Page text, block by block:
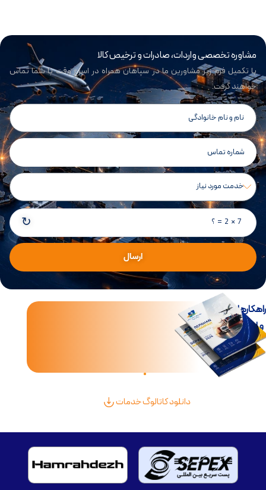
مشاوره تخصصی واردات، صادرات و ترخیص کالا
با تکمیل فرم زیر مشاورین ما در سپاهان همراه در اسرع وقت با شما تماس
خواهند گرفت.
7 × 2 = ؟ ↻
ارسال
جامع تجارت
و لجستیک بین‌الملل
دانلود کاتالوگ خدمات